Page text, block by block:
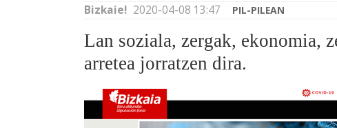
Bizkaie! 2020-04-08 13:47 PIL-PILEAN
Lan soziala, zergak, ekonomia,
arretea jorratzen dira.